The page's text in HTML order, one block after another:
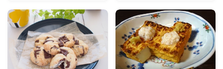
豆腐・厚揚げ・油揚げ・納豆・豆類・豆製品料理
缶詰料理(ツナ・サバ・いわし・ホタテ貝柱・コーン
等)